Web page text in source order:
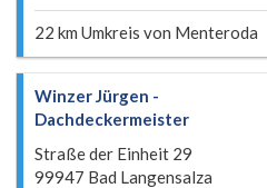
22 km Umkreis von Menteroda
Winzer Jürgen -
Dachdeckermeister
Straße der Einheit 29
99947 Bad Langensalza